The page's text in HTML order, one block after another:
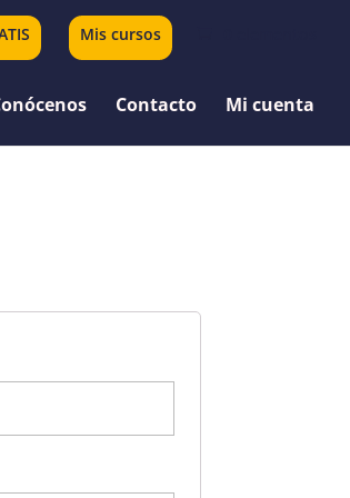
Mis cursos
Contacto Mi cuenta